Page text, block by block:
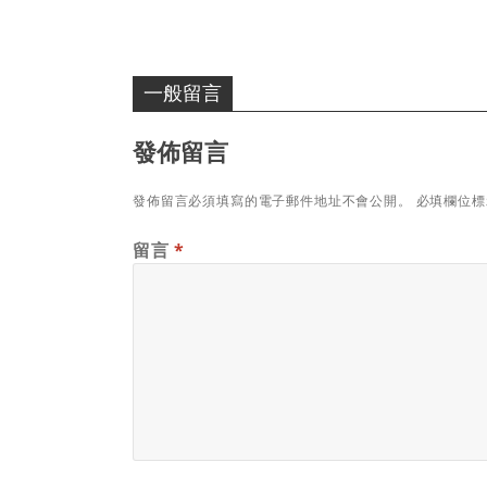
一般留言
發佈留言
發佈留言必須填寫的電子郵件地址不會公開。 必填欄位
留言 *